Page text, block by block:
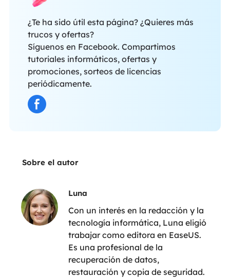
¿Te ha sido útil esta página? ¿Quieres más
trucos y ofertas?
Síguenos en Facebook. Compartimos
tutoriales informáticos, ofertas y
promociones, sorteos de licencias
periódicamente.
Sobre el autor
Luna
Con un interés en la redacción y la
tecnología informática, Luna eligió
trabajar como editora en EaseUS.
Es una profesional de la
recuperación de datos,
restauración y copia de seguridad.